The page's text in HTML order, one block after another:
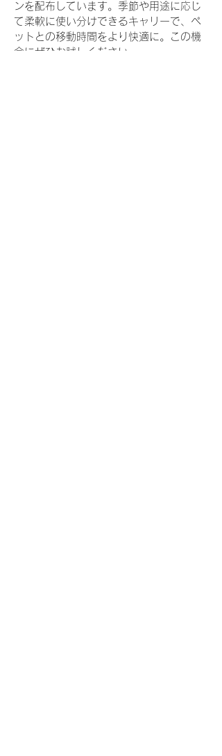
ンを配布しています。季節や用途に応じ
て柔軟に使い分けできるキャリーで、ペ
ットとの移動時間をより快適に。この機
会にぜひお試しください。